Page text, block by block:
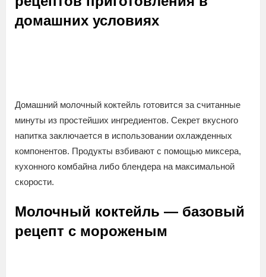
домашних условиях
Домашний молочный коктейль готовится за считанные
минуты из простейших ингредиентов. Секрет вкусного
напитка заключается в использовании охлажденных
компонентов. Продукты взбивают с помощью миксера,
кухонного комбайна либо блендера на максимальной
скорости.
Молочный коктейль — базовый
рецепт с мороженым